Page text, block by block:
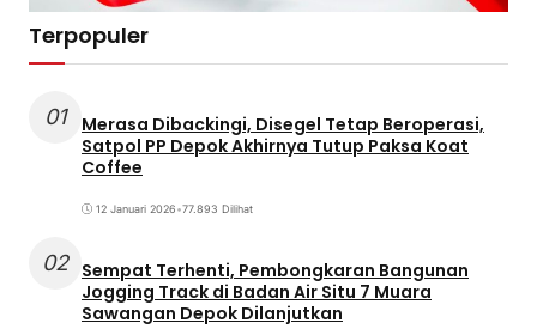
Terpopuler
01
Merasa Dibackingi, Disegel Tetap Beroperasi,
Satpol PP Depok Akhirnya Tutup Paksa Koat
Coffee
12 Januari 2026•77.893 Dilihat
02 Sempat Terhenti, Pembongkaran Bangunan
Jogging Track di Badan Air Situ 7 Muara
Sawangan Depok Dilanjutkan